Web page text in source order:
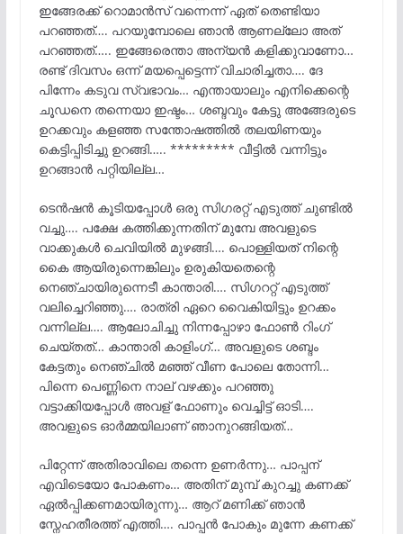
ഇങ്ങേരക്ക് റൊമാൻസ് വന്നെന്ന് ഏത് തെണ്ടിയാ
പറഞ്ഞത്…. പറയുമ്പോലെ ഞാൻ ആണല്ലോ അത്
പറഞ്ഞത്….. ഇങ്ങേരെന്താ അന്യൻ കളിക്കുവാണോ…
രണ്ട് ദിവസം ഒന്ന് മയപ്പെട്ടെന്ന് വിചാരിച്ചതാ…. ദേ
പിന്നേം കടുവ സ്വഭാവം… എന്തായാലും എനിക്കെന്റെ
ചൂഡനെ തന്നെയാ ഇഷ്ടം… ശബ്ദവും കേട്ടു അങ്ങേരുടെ
ഉറക്കവും കളഞ്ഞ സന്തോഷത്തിൽ തലയിണയും
കെട്ടിപ്പിടിച്ചു ഉറങ്ങി….. ********* വീട്ടിൽ വന്നിട്ടും
ഉറങ്ങാൻ പറ്റിയില്ല…
ടെൻഷൻ കൂടിയപ്പോൾ ഒരു സിഗരറ്റ് എടുത്ത് ചുണ്ടിൽ
വച്ചു…. പക്ഷേ കത്തിക്കുന്നതിന് മുമ്പേ അവളുടെ
വാക്കുകൾ ചെവിയിൽ മുഴങ്ങി…. പൊള്ളിയത് നിന്റെ
കൈ ആയിരുന്നെങ്കിലും ഉരുകിയതെന്റെ
നെഞ്ചായിരുന്നെടീ കാന്താരി…. സിഗററ്റ് എടുത്ത്
വലിച്ചെറിഞ്ഞു…. രാത്രി ഏറെ വൈകിയിട്ടും ഉറക്കം
വന്നില്ല…. ആലോചിച്ചു നിന്നപ്പോഴാ ഫോൺ റിംഗ്
ചെയ്തത്… കാന്താരി കാളിംഗ്… അവളുടെ ശബ്ദം
കേട്ടതും നെഞ്ചിൽ മഞ്ഞ് വീണ പോലെ തോന്നി…
പിന്നെ പെണ്ണിനെ നാല് വഴക്കും പറഞ്ഞു
വട്ടാക്കിയപ്പോൾ അവള് ഫോണും വെച്ചിട്ട് ഓടി….
അവളുടെ ഓർമ്മയിലാണ് ഞാനുറങ്ങിയത്…
പിറ്റേന്ന് അതിരാവിലെ തന്നെ ഉണർന്നു… പാപ്പന്
എവിടെയോ പോകണം… അതിന് മുമ്പ് കുറച്ചു കണക്ക്
ഏൽപ്പിക്കണമായിരുന്നു… ആറ് മണിക്ക് ഞാൻ
സ്നേഹതീരത്ത് എത്തി…. പാപ്പൻ പോകും മുന്നേ കണക്ക്